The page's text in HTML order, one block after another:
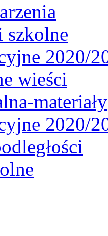
szkolne
2020/
wieści
materiały
2020/